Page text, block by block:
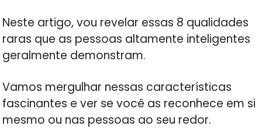
Neste artigo, vou revelar essas 8 qualidades
raras que as pessoas altamente inteligentes
geralmente demonstram.
Vamos mergulhar nessas características
fascinantes e ver se você as reconhece em si
mesmo ou nas pessoas ao seu redor.